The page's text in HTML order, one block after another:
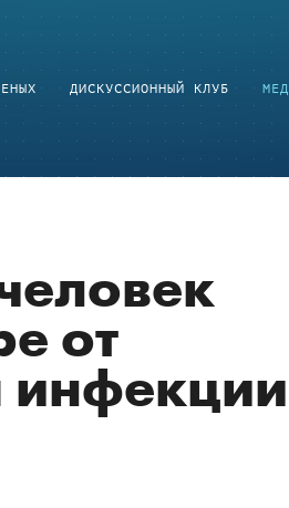
ДИСКУССИОННЫЙ КЛУБ
от
инфекции